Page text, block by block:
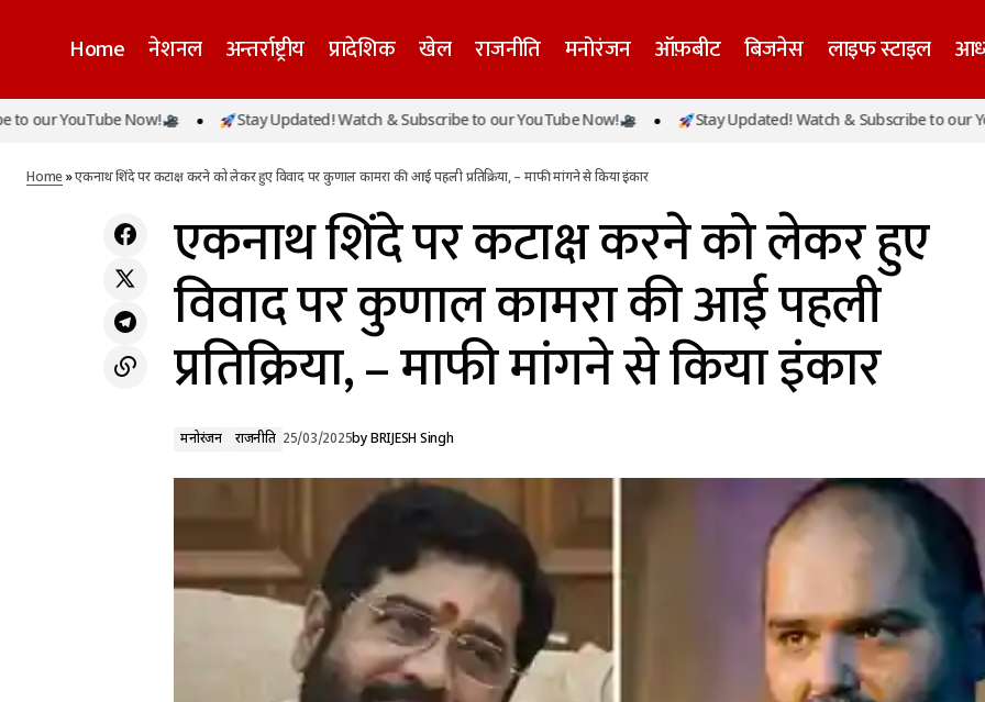
Home नेशनल अन्तर्राष्ट्रीय प्रादेशिक खेल राजनीति मनोरंजन ऑफ़बीट बिजनेस लाइफ स्टाइल
यौन उत्पीड़न से परेशान होकर बेटी ने किया पिता के
मनोरंजन
एकनाथ शिंदे पर कटाक्ष करने को लेकर हुए विवाद पर कुणाल कामरा
Now! Stay Updated! Watch & Subscribe to our YouTube Now! Stay Updated! Watch & Subscribe to our YouTube
Home»एकनाथ शिंदे पर कटाक्ष करने को लेकर हुए विवाद पर कुणाल कामरा की आई पहली प्रतिक्रिया, – माफी मांगने से किया इंकार
एकनाथ शिंदे पर कटाक्ष करने को लेकर हुए
विवाद पर कुणाल कामरा की आई पहली
प्रतिक्रिया, – माफी मांगने से किया इंकार
मनोरंजन राजनीति 25/03/2025byBRIJESH Singh